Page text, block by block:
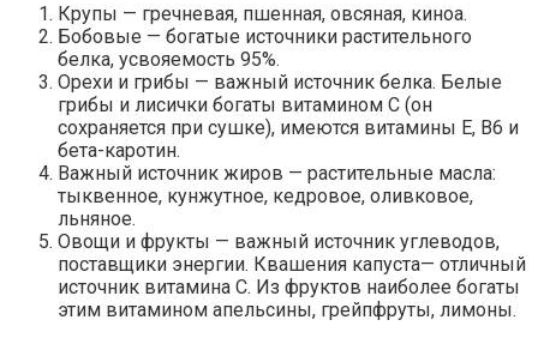
Крупы — гречневая, пшенная, овсяная, киноа.
Бобовые — богатые источники растительного
белка, усвояемость 95%.
Орехи и грибы — важный источник белка. Белые
грибы и лисички богаты витамином С (он
сохраняется при сушке), имеются витамины Е, В6 и
бета-каротин.
Важный источник жиров — растительные масла:
тыквенное, кунжутное, кедровое, оливковое,
льняное.
Овощи и фрукты — важный источник углеводов,
поставщики энергии. Квашения капуста— отличный
источник витамина С. Из фруктов наиболее богаты
этим витамином апельсины, грейпфруты, лимоны.